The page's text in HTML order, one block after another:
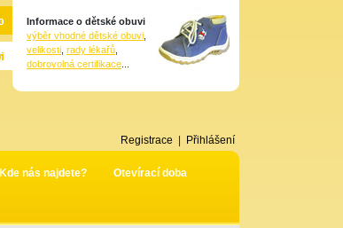
Informace o dětské obuvi
výběr vhodné dětské obuvi
velikosti rady lékařů
dobrovolná certifikace
Registrace Přihlášení
Kde nás najdete? Otevírací doba